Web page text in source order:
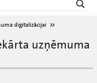
digitalizācijai
uzņēmuma